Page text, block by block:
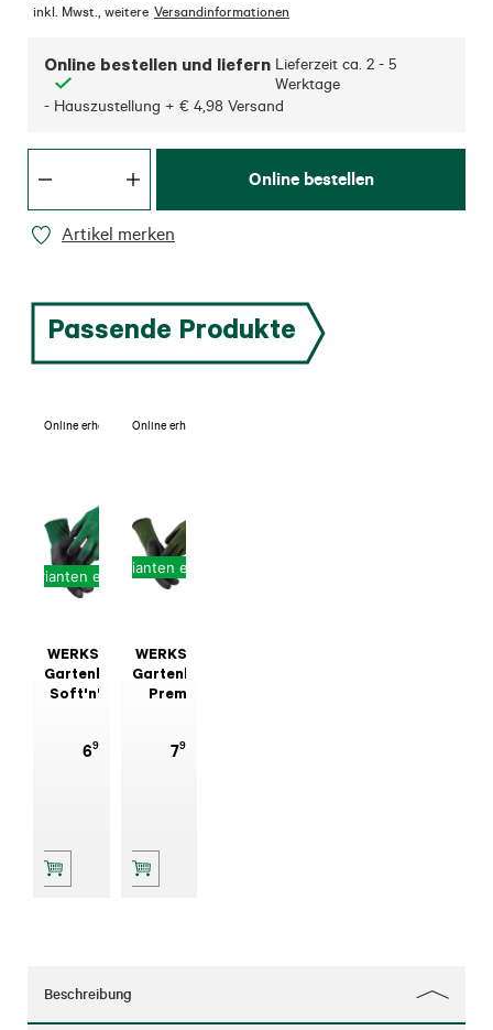
inkl. Mwst.
weitere Versandinformationen
Online bestellen und liefern Lieferzeit ca. 2 - 5
Werktage
- Hauszustellung + € 4,98 Versand
Online bestellen
Artikel merken
Passende Produkte
Online erhältlich
Varianten erhältlich
WERKSTOFF
Gartenhandschuh
Soft'n'Care
699
Online erhältlich
Varianten erhältlich
WERKSTOFF
Gartenhandschuh
Premium
799
Beschreibung